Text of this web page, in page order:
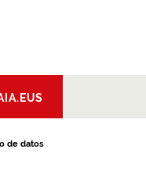
de datos